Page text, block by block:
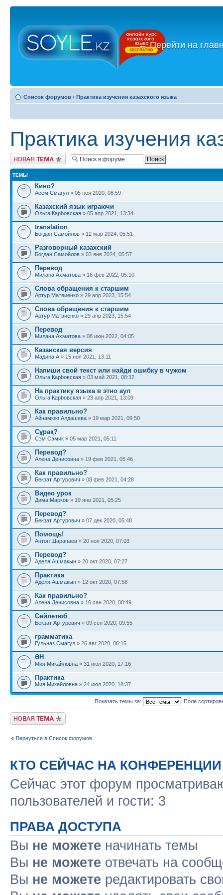
←Перейти на
Список форумов ‹ Практика изучения казахского языка
Практика изучения
Новая тема
ТЕМЫ
Кино?
Асем Смагул » 05 ноя 2020, 08:59
Казахский язык играючи
Ольга Карbовская » 05 апр 2021, 13:34
translation
Богдан Самойлов » 12 мар 2024, 05:51
Разговорный казахский
Богдан Самойлов » 03 янв 2024, 05:57
Перевод
Милана Ахматова » 16 фев 2022, 05:10
Слова обращения к старшим
Артур Матвиенко » 29 апр 2023, 15:54
Слова обращения к старшим
Артур Матвиенко » 29 апр 2023, 15:54
Перевод
Милана Ахматова » 08 июн 2022, 04:05
Казанская версия
Мадина A » 15 ноя 2021, 13:11
Напиши свой текст или найди ошибку в чужом
Ольга Карbовская » 03 май 2021, 08:32
На практику языка в этно аул
Ольга Карbовская » 23 апр 2021, 13:09
Как правильно?
Айнамкөз Алдашева » 19 мар 2021, 09:50
Сұрақ?
Сэм Сэмик » 05 мар 2021, 05:11
Перевод?
Алена Денисовна » 19 фев 2021, 05:46
Как правильно?
Бекзат Артурович » 08 фев 2021, 04:28
Видео урок
Дима Марков » 19 янв 2021, 05:25
Перевод?
Бекзат Артурович » 07 дек 2020, 05:48
Помощь!
Антон Шарапаев » 20 ноя 2020, 07:03
Перевод?
Аделя Ашмакын » 20 окт 2020, 07:27
Практика
Аделя Ашмакын » 12 окт 2020, 07:58
Как правильно?
Алена Денисовна » 16 сен 2020, 08:49
Сөйлетюб
Бекзат Артурович » 09 сен 2020, 09:55
грамматика
Гульназ Смагул » 26 авг 2020, 06:15
ӘН
Мия Микайловна » 31 июл 2020, 17:16
Практика
Мия Микайловна » 24 июл 2020, 18:37
Показать темы за: Поле
Новая тема
Вернуться в Список форумов
КТО СЕЙЧАС НА КОНФЕРЕНЦИИ
Сейчас этот форум
пользователей и гости: 3
ПРАВА ДОСТУПА
Вы не можете начинать темы
Вы не можете отвечать на
Вы не можете редактировать